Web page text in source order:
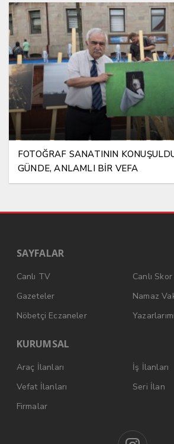
FOTOĞRAF SANATININ
GÜNDE, ANLAMLI BİR VEFA
SAYFALAR
Canlı TV
Canlı Skor
Gazeteler
Namaz
Nöbetçi Eczaneler
KURUMSAL
Araç İlanları
İş İlanları
Vefat İlanları
Seri İlan
Firmalar